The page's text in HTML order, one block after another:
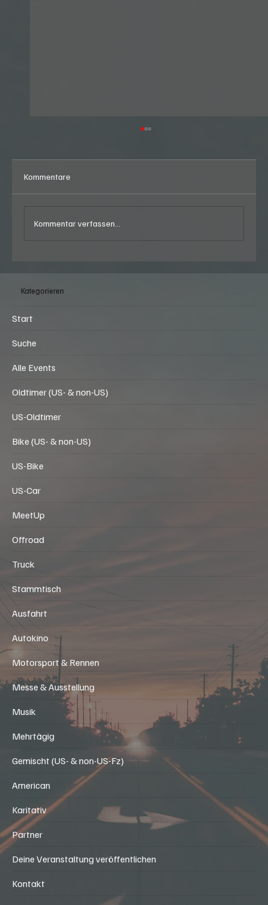
Kommentare
Kommentar verfassen...
Kategorieren
Start
Suche
Alle Events
Oldtimer (US- & non-US)
US-Oldtimer
Bike (US- & non-US)
US-Bike
US-Car
MeetUp
Offroad
Truck
Stammtisch
Ausfahrt
Autokino
Motorsport & Rennen
Messe & Ausstellung
Musik
Mehrtägig
Gemischt (US- & non-US-Fz)
American
Karitativ
Partner
Deine Veranstaltung veröffentlichen
Kontakt